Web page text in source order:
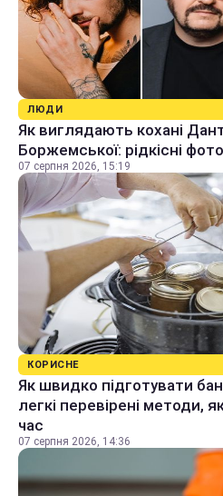
ЛЮДИ
Як виглядають кохані
Боржемської: рідкісні
07 серпня 2026, 15:19
КОРИСНЕ
Як швидко підготувати
легкі перевірені методи,
час
07 серпня 2026, 14:36